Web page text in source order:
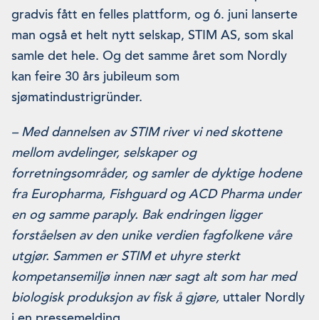
gradvis fått en felles plattform, og 6. juni lanserte
man også et helt nytt selskap, STIM AS, som skal
samle det hele. Og det samme året som Nordly
kan feire 30 års jubileum som
sjømatindustrigründer.
– Med dannelsen av STIM river vi ned skottene
mellom avdelinger, selskaper og
forretningsområder, og samler de dyktige hodene
fra Europharma, Fishguard og ACD Pharma under
en og samme paraply. Bak endringen ligger
forståelsen av den unike verdien fagfolkene våre
utgjør. Sammen er STIM et uhyre sterkt
kompetansemiljø innen nær sagt alt som har med
biologisk produksjon av fisk å gjøre, uttaler Nordly